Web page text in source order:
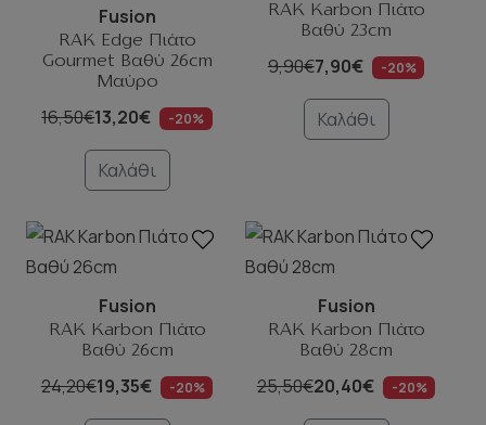
Fusion
RAK Edge Πιάτο
Gourmet Βαθύ 26cm
Μαύρο
16,50€13,20€ -20%
Καλάθι
RAK Karbon Πιάτο
Βαθύ 23cm
9,90€7,90€ -20%
Καλάθι
Fusion
RAK Karbon Πιάτο
Βαθύ 26cm
24,20€19,35€ -20%
Fusion
RAK Karbon Πιάτο
Βαθύ 28cm
25,50€20,40€ -20%